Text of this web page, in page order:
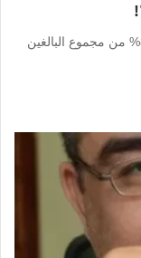
بلغت نسبة المصابين بداء السكري في العالم 8.5% من مجموع البالغين